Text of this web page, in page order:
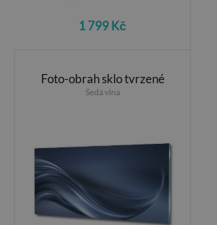
1 799 Kč
Foto-obrah sklo tvrzené
Šedá vlna